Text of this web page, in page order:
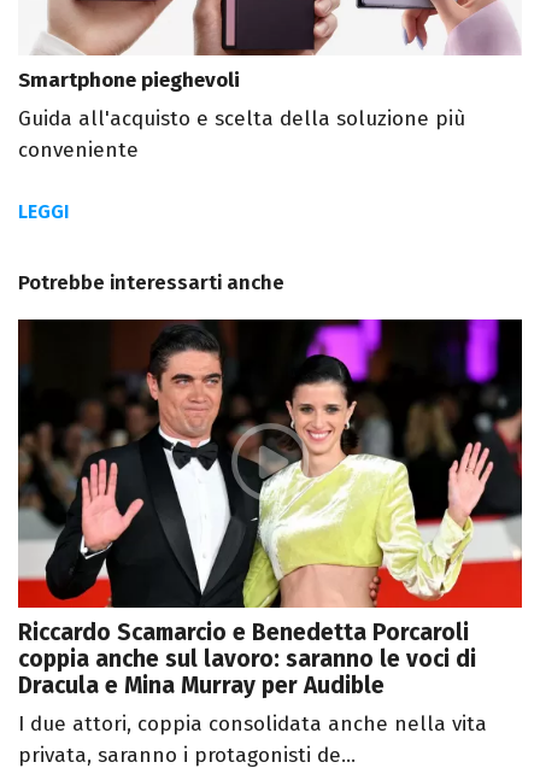
Smartphone pieghevoli
Guida all'acquisto e scelta della soluzione più
conveniente
LEGGI
Potrebbe interessarti anche
Riccardo Scamarcio e Benedetta Porcaroli
coppia anche sul lavoro: saranno le voci di
Dracula e Mina Murray per Audible
I due attori, coppia consolidata anche nella vita
privata, saranno i protagonisti de...